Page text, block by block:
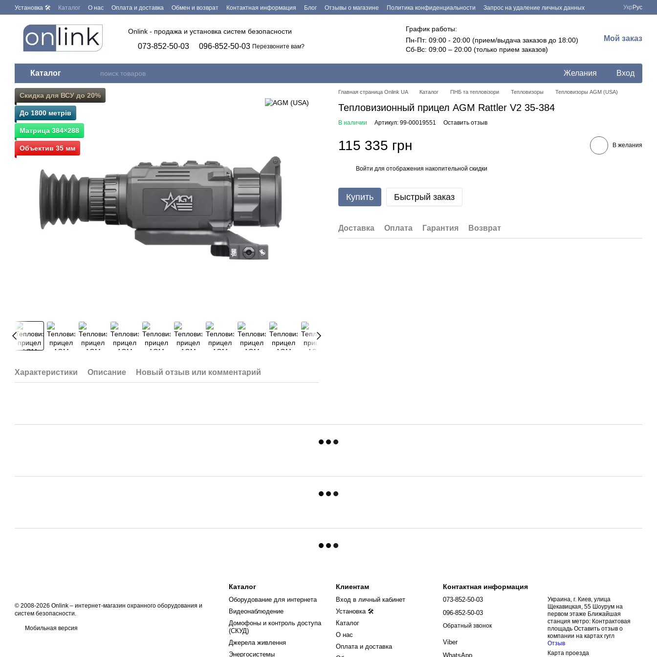
Перейти к основному контенту
Установка 🛠 Каталог О нас Оплата и доставка Обмен и возврат Контактная информация Блог Отзывы о магазине Политика конфиденциальности
Запрос на удаление личных данных
Укр Рус
Onlink - продажа и установка систем безопасности
073-852-50-03 096-852-50-03 Перезвоните вам?
График работы:
Пн-Пт: 09:00 - 20:00 (прием/выдача заказов до 18:00)
Сб-Вс: 09:00 – 20:00 (только прием заказов)
Мой заказ
Каталог Желания Вход
Скидка для ВСУ до 20%
До 1800 метрів
Матрица 384×288
Объектив 35 мм
Характеристики Описание Новый отзыв или комментарий
Главная страница Onlink UA Каталог ПНБ та тепловізори Тепловизоры Тепловизоры AGM (USA)
Тепловизионный прицел AGM Rattler V2 35-384
В наличии Артикул: 99-00019551 Оставить отзыв
115 335 грн В желания
Войти для отображения накопительной скидки
Купить Быстрый заказ
Доставка Оплата Гарантия Возврат
© 2008-2026 Onlink – интернет-магазин охранного оборудования и
систем безопасности.
Мобильная версия
Каталог
Оборудование для интернета
Видеонаблюдение
Домофоны и контроль доступа
(СКУД)
Джерела живлення
Энергосистемы
Клиентам
Вход в личный кабинет
Установка 🛠
Каталог
О нас
Оплата и доставка
Контактная информация
073-852-50-03
096-852-50-03
Обратный звонок
Viber
WhatsApp
Украина, г. Киев, улица
Щекавицкая, 55 Шоурум на
первом этаже Ближайшая
станция метро: Контрактовая
площадь Оставить отзыв о
компании на картах гугл
Отзыв
Карта проезда